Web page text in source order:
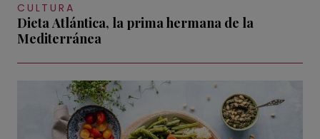
CULTURA
Dieta Atlántica, la prima hermana de la
Mediterránea